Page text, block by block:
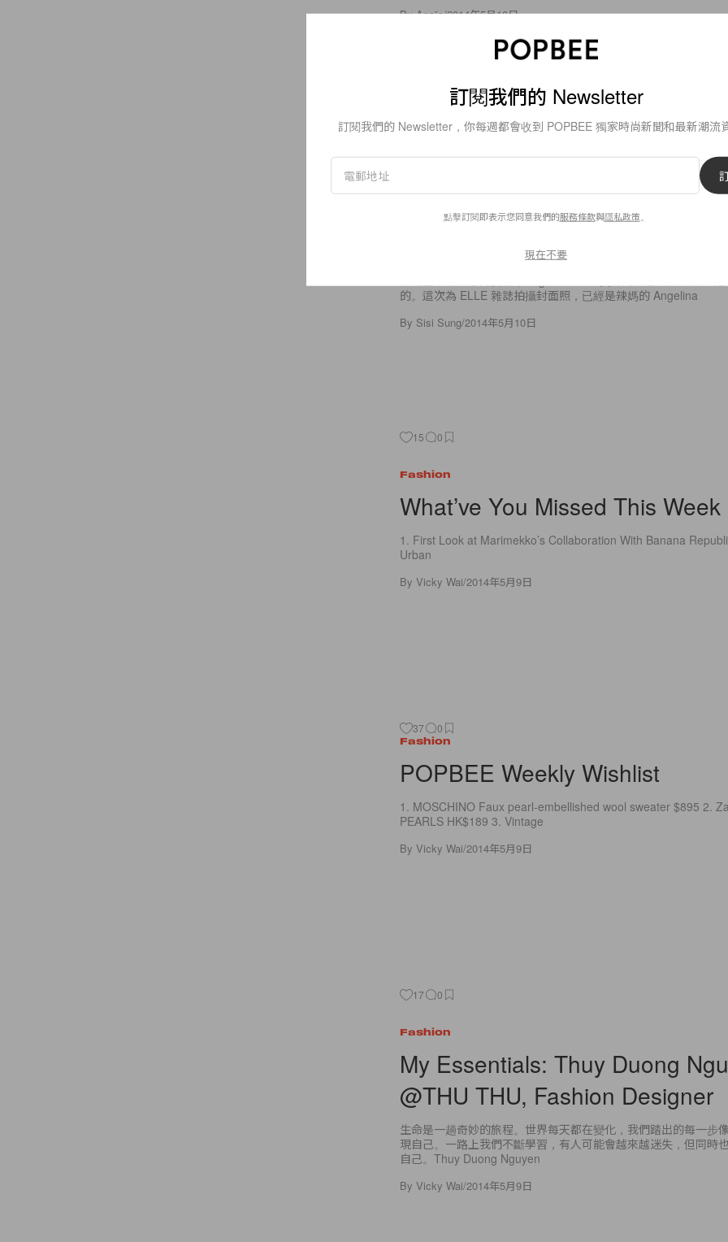
ByAnaïs/2014年5月10日
Angelina Jolie in ‘Untamed
Hedi Slimane
作為全球最性感的女性，Angelina Jolie 獨有的性感氣質和五官
的。這次為 ELLE 雜誌拍攝封面照，已經是辣媽的 Angelina
By Sisi Sung/2014年5月10日
15 0
Fashion
What’ve You Missed This Week
1. First Look at Marimekko’s Collaboration With Banana
Urban
By Vicky Wai/2014年5月9日
37 0
Fashion
POPBEE Weekly Wishlist
1. MOSCHINO Faux pearl-embellished wool sweater $895 2.
PEARLS HK$189 3. Vintage
By Vicky Wai/2014年5月9日
17 0
Fashion
My Essentials: Thuy Duong
@THU THU, Fashion Designer
生命是一趟奇妙的旅程。世界每天都在變化，我們踏出的每一步
現自己。一路上我們不斷學習，有人可能會越來越迷失，但同時
自己。Thuy Duong Nguyen
By Vicky Wai/2014年5月9日
訂閱我們的 Newsletter
訂閱我們的 Newsletter，你每週都會收到 POPBEE 獨家時尚新聞和最新潮流資
點擊訂閱即表示您同意我們的服務條款與隱私政策
現在不要